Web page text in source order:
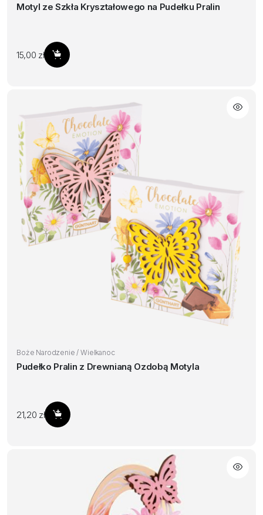
Motyl ze Szkła Kryształowego na Pudełku Pralin
15,00 zł Dodaj do koszyka
Boże Narodzenie / Wielkanoc
Pudełko Pralin z Drewnianą Ozdobą Motyla
21,20 zł Dodaj do koszyka